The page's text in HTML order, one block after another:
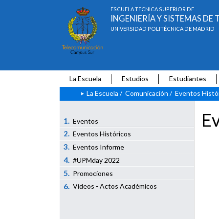
ESCUELA TÉCNICA SUPERIOR DE
INGENIERÍA Y SISTEMAS
UNIVERSIDAD POLITÉCNICA DE MADRID
La Escuela Estudios
Estudiantes
La Escuela / Comunicación / Eventos
1. Eventos
2. Eventos Históricos
3. Eventos Informe
4. #UPMday 2022
5. Promociones
6. Vídeos - Actos Académicos